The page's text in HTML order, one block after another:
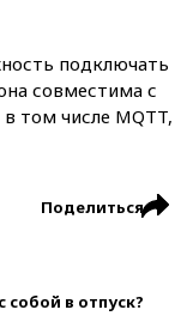
подключать
совместима с
том числе MQTT,
Поделиться
в отпуск?